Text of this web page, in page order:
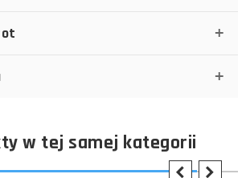
w tej samej kategorii